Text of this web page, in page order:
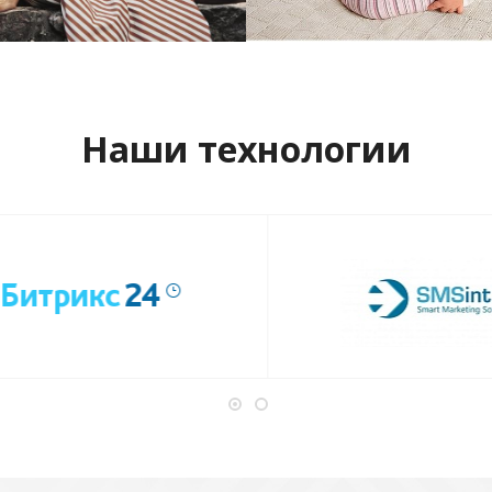
проект
Смотреть проект
Наши технологии